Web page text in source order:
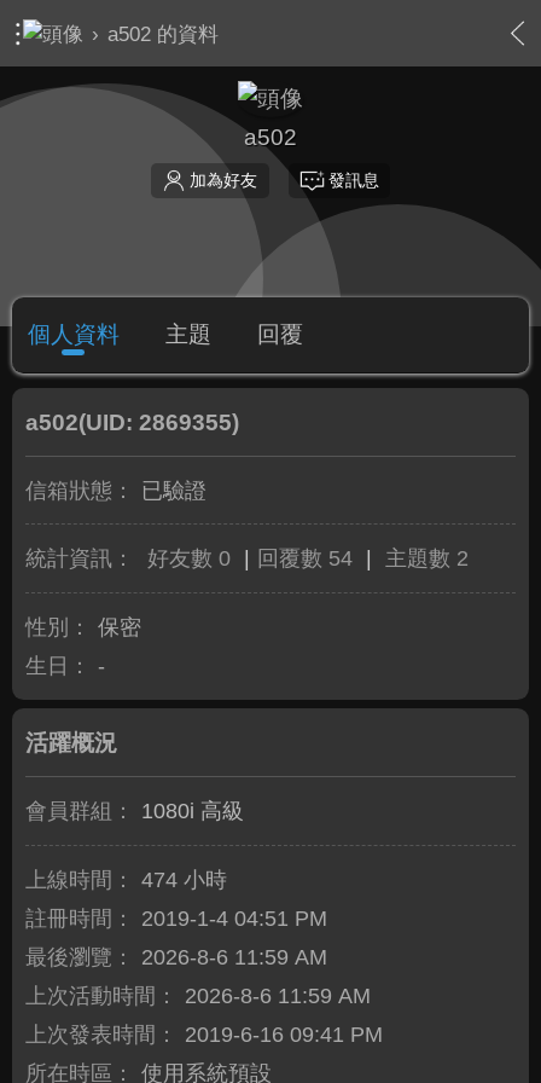
› a502 的資料
a502
加為好友 發訊息
個人資料 主題 回覆
a502(UID: 2869355)
信箱狀態： 已驗證
統計資訊： 好友數 0 回覆數 54 主題數 2
性別：
保密
生日：
-
活躍概況
會員群組： 1080i 高級
上線時間：
474 小時
註冊時間：
2019-1-4 04:51 PM
最後瀏覽：
2026-8-6 11:59 AM
上次活動時間：
2026-8-6 11:59 AM
上次發表時間：
2019-6-16 09:41 PM
所在時區：
使用系統預設